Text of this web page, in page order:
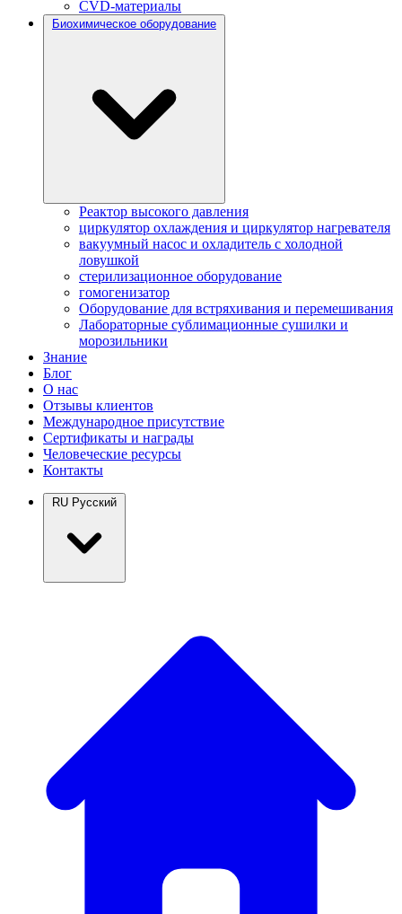
CVD-материалы
Биохимическое оборудование
Реактор высокого давления
циркулятор охлаждения и циркулятор нагревателя
вакуумный насос и охладитель с холодной
ловушкой
стерилизационное оборудование
гомогенизатор
Оборудование для встряхивания и перемешивания
Лабораторные сублимационные сушилки и
морозильники
Знание
Блог
О нас
Отзывы клиентов
Международное присутствие
Сертификаты и награды
Человеческие ресурсы
Контакты
RU Русский